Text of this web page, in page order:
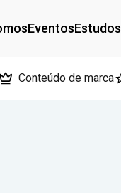
EventosEstudos
Conteúdo de marca